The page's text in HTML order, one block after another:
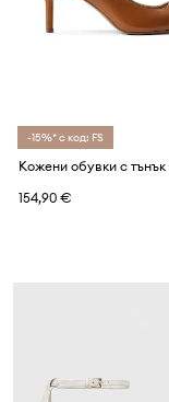
-15%* с код: FS
154,90 €